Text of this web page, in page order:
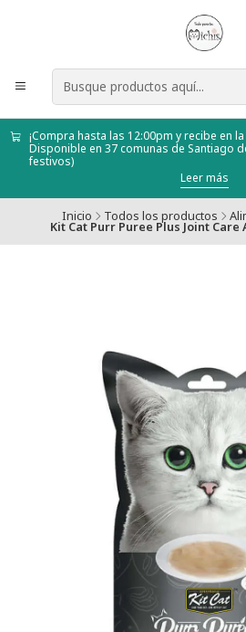
¡Compra hasta las 12:00pm y recibe en
Disponible en 37 comunas de Santiago
festivos)
Leer más
Inicio Todos los productos
Kit Cat Purr Puree Plus Joint